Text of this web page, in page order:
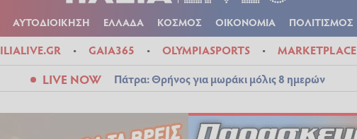
ΑΥΤΟΔΙΟΙΚΗΣΗ ΕΛΛΑΔΑ ΚΟΣΜΟΣ ΟΙΚΟΝΟΜΙΑ ΠΟΛΙΤΙΣΜΟΣ
ILIALIVE.GR GAIA365 OLYMPIASPORTS MARKETPLACE
LIVE NOW Πάτρα: Θρήνος για μωράκι μόλις 8 ημερών